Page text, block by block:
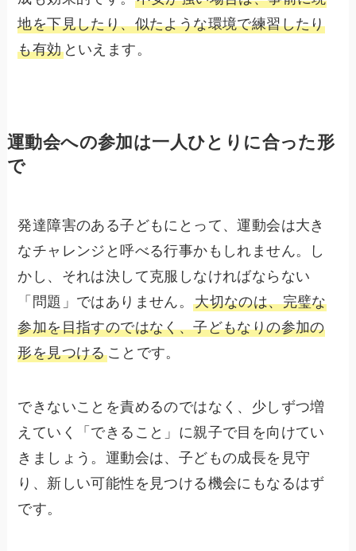
地を下見したり、似たような環境で練習したり
も有効といえます。
運動会への参加は一人ひとりに合った形
で
発達障害のある子どもにとって、運動会は大き
なチャレンジと呼べる行事かもしれません。し
かし、それは決して克服しなければならない
「問題」ではありません。大切なのは、完璧な
参加を目指すのではなく、子どもなりの参加の
形を見つけることです。
できないことを責めるのではなく、少しずつ増
えていく「できること」に親子で目を向けてい
きましょう。運動会は、子どもの成長を見守
り、新しい可能性を見つける機会にもなるはず
です。